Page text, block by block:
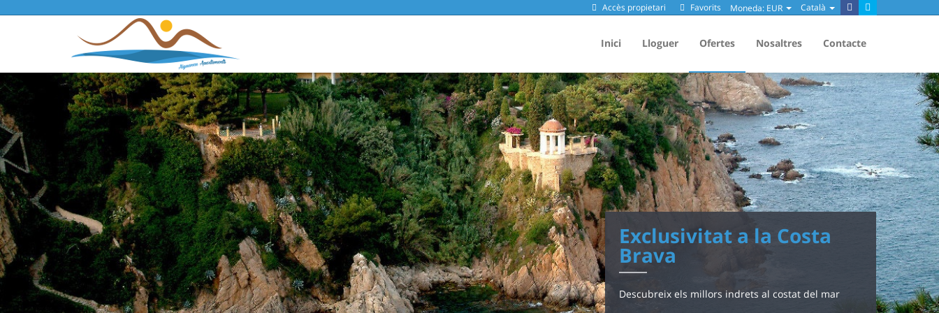
Català
Moneda: EUR
Favorits
Accès propietari
Inici Lloguer Ofertes Nosaltres Contacte
Exclusivitat a la Costa
Brava
Descubreix els millors indrets al costat del mar